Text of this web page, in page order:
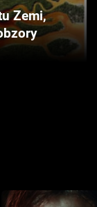
Zemi,